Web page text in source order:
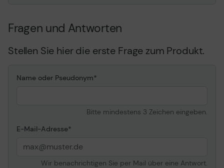
Fragen und Antworten
Stellen Sie hier die erste Frage zum Produkt.
Name oder Pseudonym
Bitte mindestens 3 Zeichen eingeben.
E-Mail-Adresse
Wir benachrichtigen Sie per Mail über eine Antwort.